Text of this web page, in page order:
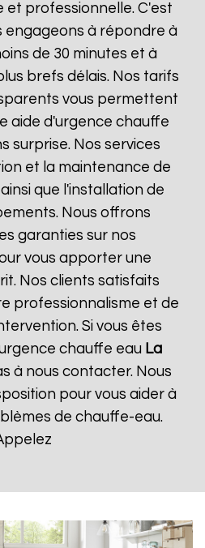
et professionnelle. C'est
engageons à répondre à
de 30 minutes et à
brefs délais. Nos tarifs
vous permettent
aide d'urgence chauffe
surprise. Nos services
et la maintenance de
que l'installation de
Nous offrons
garanties sur nos
vous apporter une
Nos clients satisfaits
professionnalisme et de
Si vous êtes
chauffe eau La
à nous contacter. Nous
pour vous aider à
de chauffe-eau.